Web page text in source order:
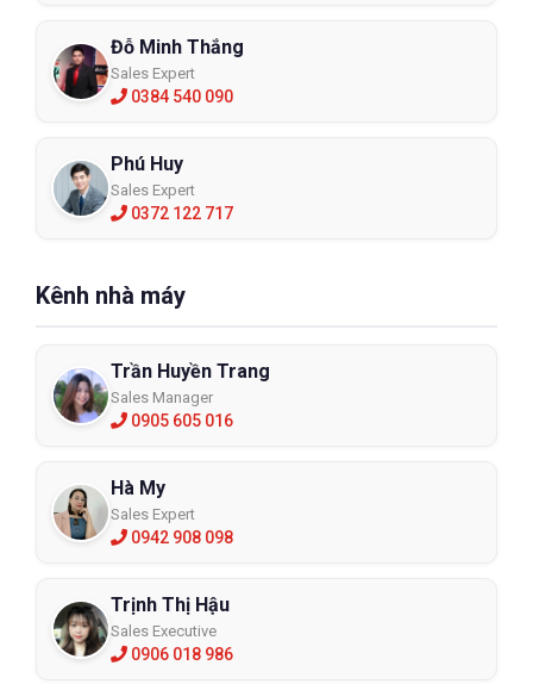
Đỗ Minh Thắng
Sales Expert
0384 540 090
Phú Huy
Sales Expert
0372 122 717
Kênh nhà máy
Trần Huyền Trang
Sales Manager
0905 605 016
Hà My
Sales Expert
0942 908 098
Trịnh Thị Hậu
Sales Executive
0906 018 986